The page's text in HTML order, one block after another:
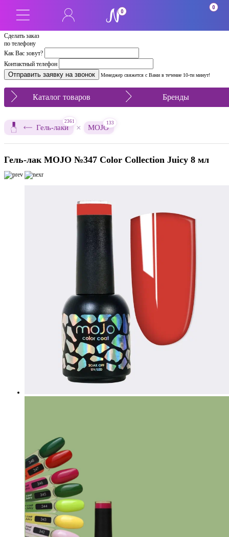
Сделать заказ
по телефону
Как Вас зовут?
Контактный телефон
Менеджер свяжется с Вами в течение 10-ти минут!
0
0
Каталог товаров Бренды
Гель-лаки
2361
× MOJO
133
Гель-лак MOJO №347 Color Collection Juicy 8 мл